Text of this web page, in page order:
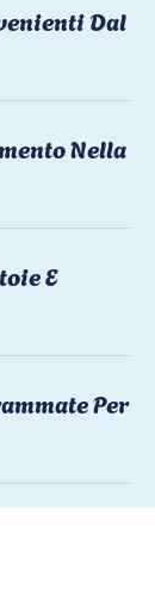
Dal
Nella
E
Per